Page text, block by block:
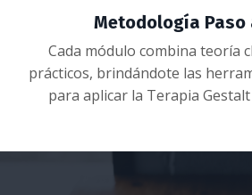
Metodología Paso
Cada módulo combina teoría
prácticos, brindándote las
para aplicar la Terapia